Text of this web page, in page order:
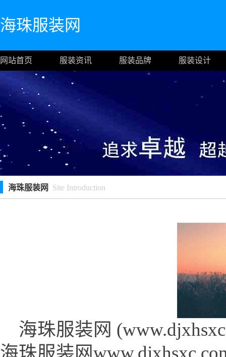
海珠服装网
网站首页 服装资讯 服装品牌 服装设计
海珠服装网 Site Introduction
海珠服装网
海珠服装网